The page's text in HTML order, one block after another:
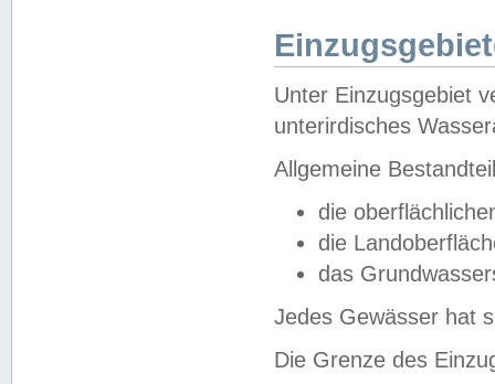
Unter Einzugsgebiet
unterirdisches
Allgemeine
die
die
das
Jedes Gewässer hat
Die Grenze des